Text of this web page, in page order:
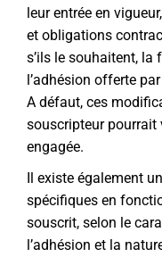
leur entrée en
et obligations
s’ils le souhaitent,
l’adhésion offerte
A défaut, ces
souscripteur
engagée.
Il existe également
spécifiques en
souscrit, selon le
l’adhésion et la